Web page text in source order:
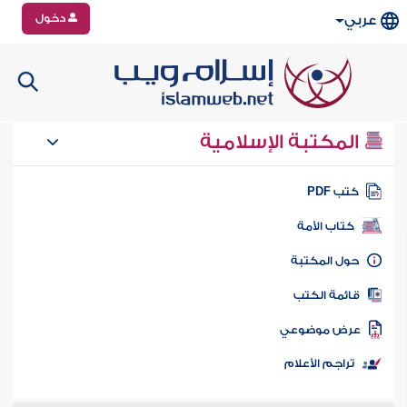
عربي دخول
المكتبة الإسلامية
كتب PDF
كتاب الأمة
المكتبة
الكتب
موضوعي